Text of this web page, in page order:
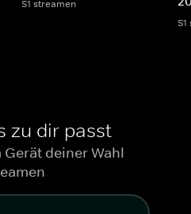
S1 streamen
zu dir passt
deiner Wahl